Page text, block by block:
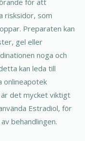
risksidor, som
Preparaten kan
gel eller
noga och
kan leda till
onlineapotek
det mycket viktigt
Estradiol, för
behandlingen.